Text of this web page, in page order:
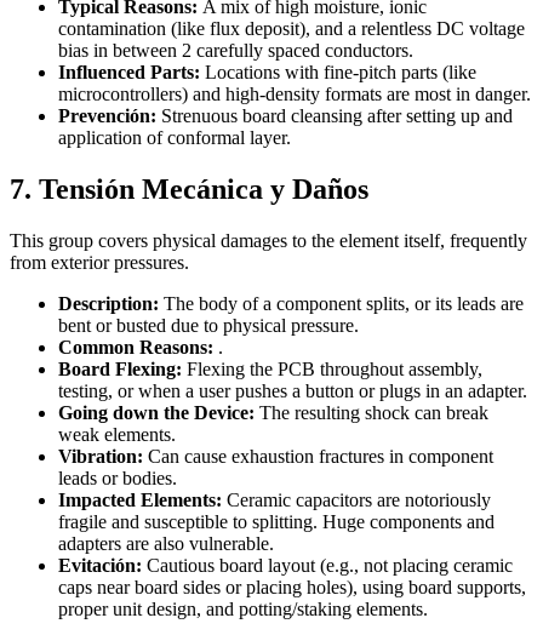
Typical Reasons: A mix of high moisture, ionic
contamination (like flux deposit), and a relentless DC voltage
bias in between 2 carefully spaced conductors.
Influenced Parts: Locations with fine-pitch parts (like
microcontrollers) and high-density formats are most in danger.
Prevención: Strenuous board cleansing after setting up and
application of conformal layer.
7. Tensión Mecánica y Daños
This group covers physical damages to the element itself, frequently
from exterior pressures.
Description: The body of a component splits, or its leads are
bent or busted due to physical pressure.
Common Reasons: .
Board Flexing: Flexing the PCB throughout assembly,
testing, or when a user pushes a button or plugs in an adapter.
Going down the Device: The resulting shock can break
weak elements.
Vibration: Can cause exhaustion fractures in component
leads or bodies.
Impacted Elements: Ceramic capacitors are notoriously
fragile and susceptible to splitting. Huge components and
adapters are also vulnerable.
Evitación: Cautious board layout (e.g., not placing ceramic
caps near board sides or placing holes), using board supports,
proper unit design, and potting/staking elements.